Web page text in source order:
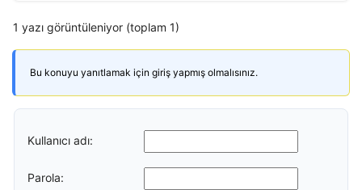
1 yazı görüntüleniyor (toplam 1)
Bu konuyu yanıtlamak için giriş yapmış olmalısınız.
Kullanıcı adı:
Parola: